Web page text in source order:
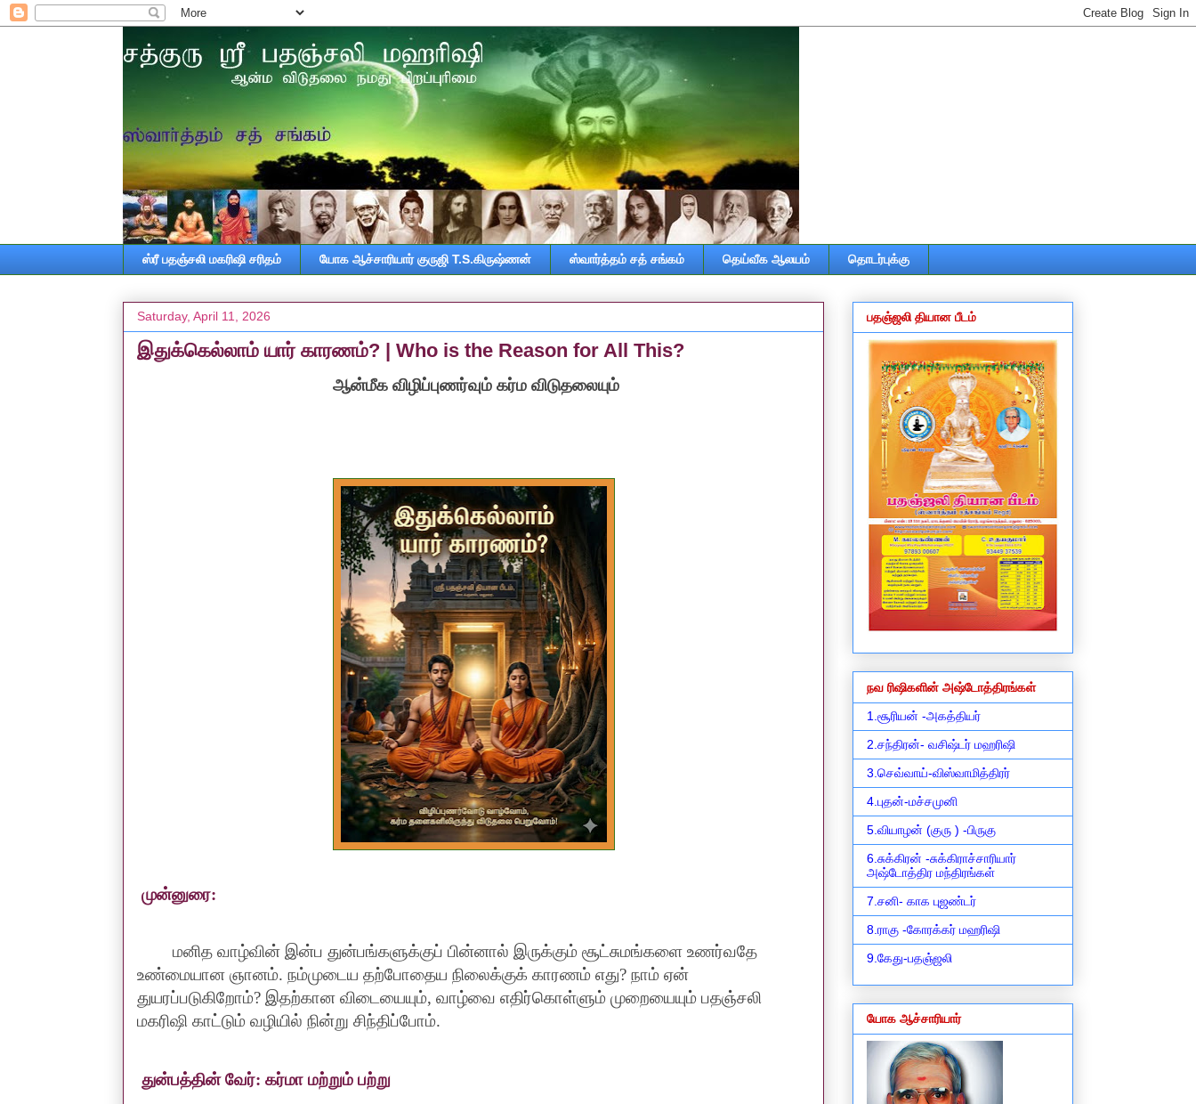
ஸ்ரீ பதஞ்சலி மகரிஷி சரிதம் யோக ஆச்சாரியார் குருஜி T.S.கிருஷ்ணன் ஸ்வார்த்தம் சத் சங்கம் தெய்வீக ஆலயம் தொடர்புக்கு
Saturday, April 11, 2026
இதுக்கெல்லாம் யார் காரணம்? | Who is the Reason for All This?
ஆன்மீக விழிப்புணர்வும் கர்ம விடுதலையும்
முன்னுரை:
மனித வாழ்வின் இன்ப துன்பங்களுக்குப் பின்னால் இருக்கும் சூட்சுமங்களை உணர்வதே
உண்மையான ஞானம். நம்முடைய தற்போதைய நிலைக்குக் காரணம் எது? நாம் ஏன்
துயரப்படுகிறோம்? இதற்கான விடையையும், வாழ்வை எதிர்கொள்ளும் முறையையும் பதஞ்சலி
மகரிஷி காட்டும் வழியில் நின்று சிந்திப்போம்.
துன்பத்தின் வேர்: கர்மா மற்றும் பற்று
பதஞ்ஜலி தியான பீடம்
நவ ரிஷிகளின் அஷ்டோத்திரங்கள்
1.சூரியன் -அகத்தியர்
2.சந்திரன்- வசிஷ்டர் மஹரிஷி
3.செவ்வாய்-விஸ்வாமித்திரர்
4.புதன்-மச்சமுனி
5.வியாழன் (குரு ) -பிருகு
6.சுக்கிரன் -சுக்கிராச்சாரியார்
அஷ்டோத்திர மந்திரங்கள்
7.சனி- காக புஜண்டர்
8.ராகு -கோரக்கர் மஹரிஷி
9.கேது-பதஞ்ஜலி
யோக ஆச்சாரியார்